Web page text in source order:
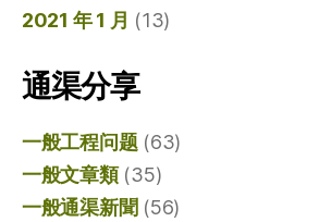
2021 年 1 月 (13)
通渠分享
一般工程问题(63)
一般文章類(35)
一般通渠新聞 (56)